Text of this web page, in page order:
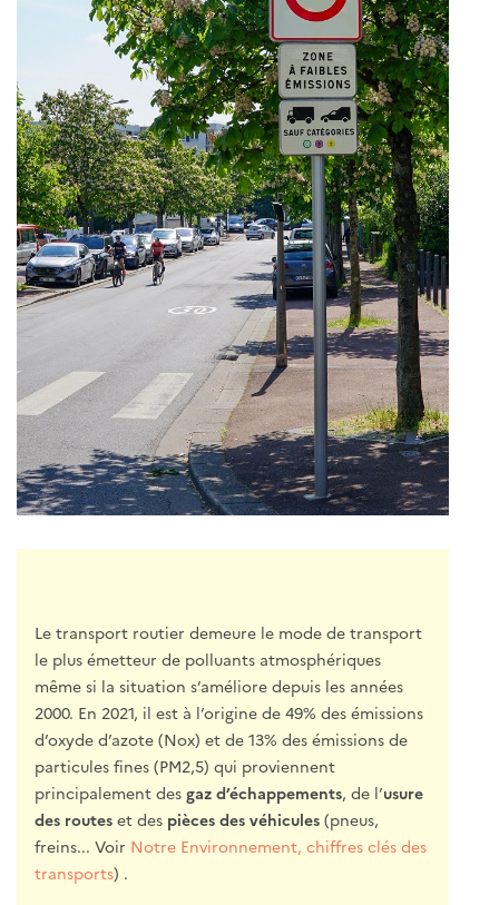
Le transport routier demeure le mode de transport
le plus émetteur de polluants atmosphériques
même si la situation s’améliore depuis les années
2000. En 2021, il est à l’origine de 49% des émissions
d’oxyde d’azote (Nox) et de 13% des émissions de
particules fines (PM2,5) qui proviennent
principalement des gaz d’échappements, de l’usure
des routes et des pièces des véhicules (pneus,
freins... Voir Notre Environnement, chiffres clés des
transports) .